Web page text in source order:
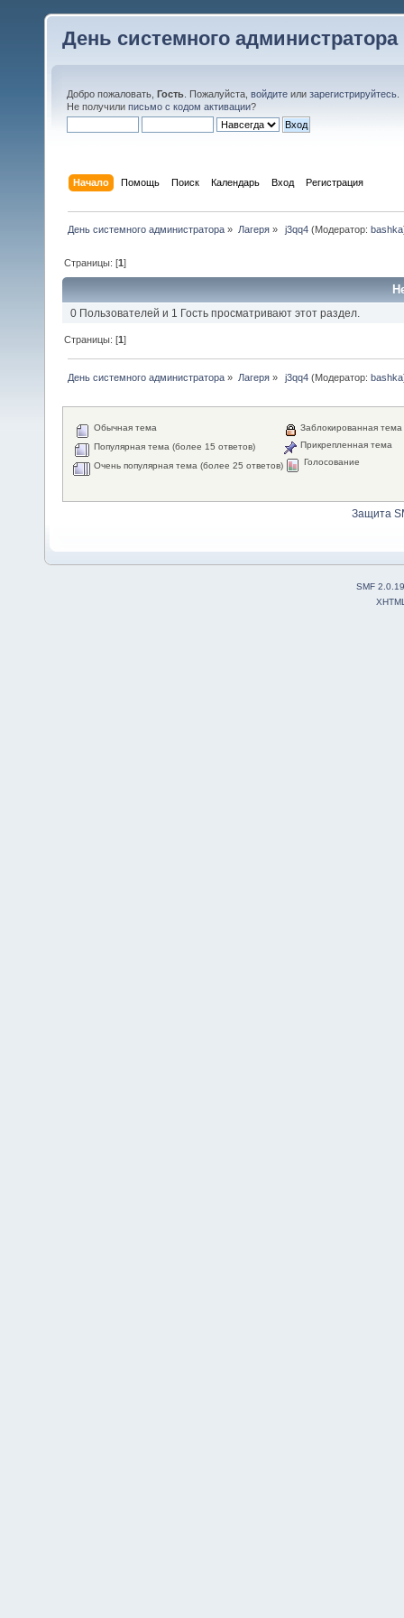
День системного администратора
Добро пожаловать, Гость . Пожалуйста, войдите или зарегистрируйтесь
Не получили письмо с кодом активации?
Начало Помощь Поиск Календарь Вход Регистрация
День системного администратора » Лагеря» j3qq4(Модератор: bashka
Страницы: [1]
0 Пользователей и 1 Гость просматривают этот раздел.
Страницы: [1]
День системного администратора » Лагеря» j3qq4(Модератор: bashka
Обычная тема
Популярная тема (более 15 ответов)
Очень популярная тема (более 25 ответов)
Заблокированная тема
Прикрепленная тема
Голосование
Защита
SMF 2.0.19